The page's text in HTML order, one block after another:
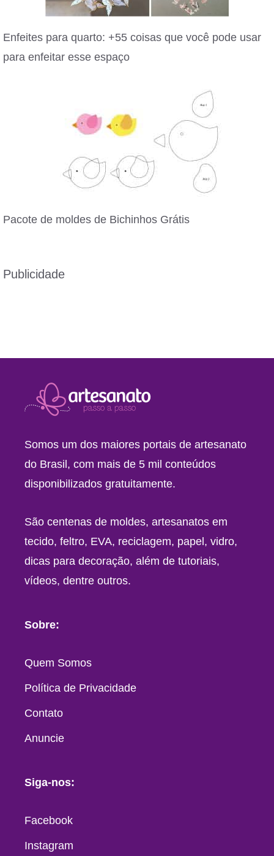
Enfeites para quarto: +55 coisas que você pode usar
para enfeitar esse espaço
Pacote de moldes de Bichinhos Grátis
Publicidade
Somos um dos maiores portais de artesanato
do Brasil, com mais de 5 mil conteúdos
disponibilizados gratuitamente.
São centenas de moldes, artesanatos em
tecido, feltro, EVA, reciclagem, papel, vidro,
dicas para decoração, além de tutoriais,
vídeos, dentre outros.
Sobre:
Quem Somos
Política de Privacidade
Contato
Anuncie
Siga-nos:
Facebook
Instagram